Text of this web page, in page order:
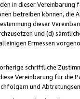
in dieser
betreiben können, die
dieser
und (d)
Ermessen
schriftliche
Vereinbarung für die
und